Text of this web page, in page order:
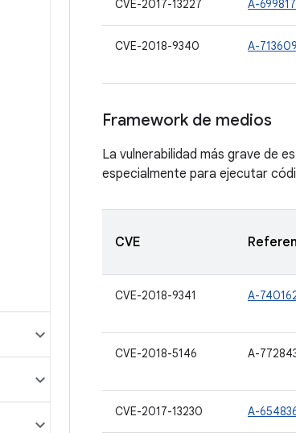
CVE-2017-13227 A-
CVE-2018-9340 A-
Framework de medios
La vulnerabilidad más grave de
especialmente para ejecutar
CVE
CVE-2018-9341 A-
CVE-2018-5146 A-
CVE-2017-13230 A-